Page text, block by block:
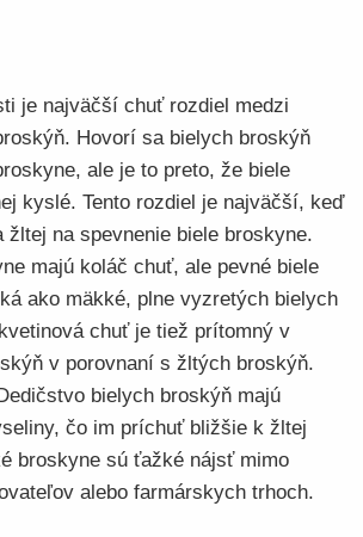
je najväčší chuť rozdiel medzi
Hovorí sa bielych broskýň
ale je to preto, že biele
kyslé. Tento rozdiel je najväčší, keď
žltej na spevnenie biele broskyne.
majú koláč chuť, ale pevné biele
ako mäkké, plne vyzretých bielych
chuť je tiež prítomný v
v porovnaní s žltých broskýň.
bielych broskýň majú
čo im príchuť bližšie k žltej
broskyne sú ťažké nájsť mimo
alebo farmárskych trhoch.